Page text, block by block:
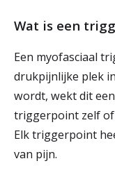
Zorgverleners
Wat is een
Een myofasciaal
drukpijnlijke plek
wordt, wekt dit
triggerpoint zelf of
Elk triggerpoint
van pijn.